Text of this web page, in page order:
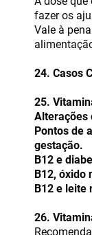
fazer os
Vale à
24. Casos
25.
Alterações
Pontos de
gestação.
B12 e
B12, óxido
B12 e leite
26.